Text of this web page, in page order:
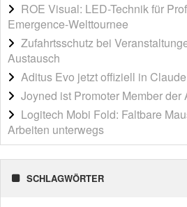
ROE Visual: LED-Technik für
Emergence-Welttournee
Zufahrtsschutz bei
Austausch
Aditus Evo jetzt offiziell in
Joyned ist Promoter Member der
Logitech Mobi Fold: Faltbare
Arbeiten unterwegs
SCHLAGWÖRTER